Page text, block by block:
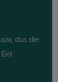
dus die